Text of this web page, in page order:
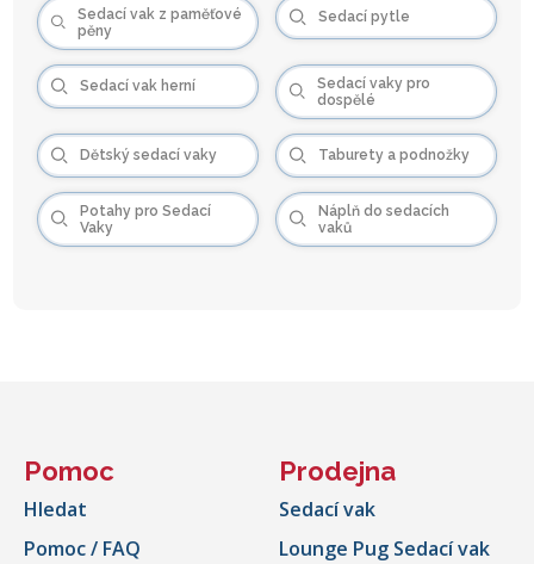
Sedací vak z paměťové
pěny
Sedací pytle
Sedací vak herní
Sedací vaky pro
dospělé
Dětský sedací vaky Taburety a podnožky
Potahy pro Sedací
Vaky
Náplň do sedacích
vaků
Pomoc
Hledat
Pomoc / FAQ
Prodejna
Sedací vak
Lounge Pug Sedací vak